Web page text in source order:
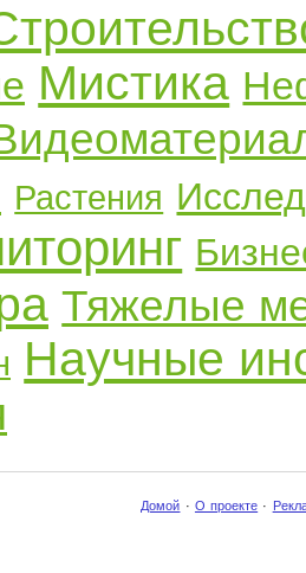
Мистика
Растения
Тяжелые
Научные
Домой · О проекте ·